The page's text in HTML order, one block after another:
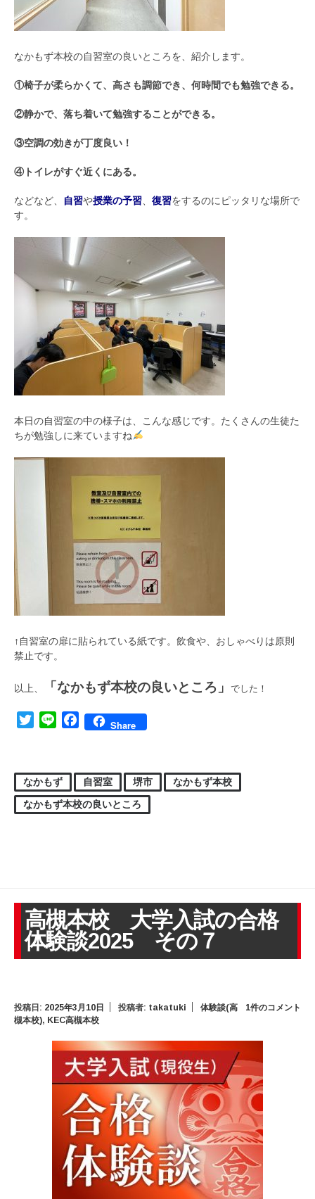
なかもず本校の自習室の良いところを、紹介します。
①椅子が柔らかくて、高さも調節でき、何時間でも勉強できる。
②静かで、落ち着いて勉強することができる。
③空調の効きが丁度良い！
④トイレがすぐ近くにある。
などなど、 自習や授業の予習 復習をするのにピッタリな場所で
す。
本日の自習室の中の様子は、こんな感じです。たくさんの生徒た
ちが勉強しに来ていますね
↑自習室の扉に貼られている紙です。飲食や、おしゃべりは原則
禁止です。
以上、 「なかもず本校の良いところ」 でした！
TwitterLine FacebookShare
なかもず 自習室 堺市
なかもず本校
なかもず本校の良いところ
高槻本校 大学入試の合格
体験談2025 その７
1件のコメント
投稿日: 2025年3月10日 投稿者: takatuki
体験談(高
槻本校), KEC高槻本校